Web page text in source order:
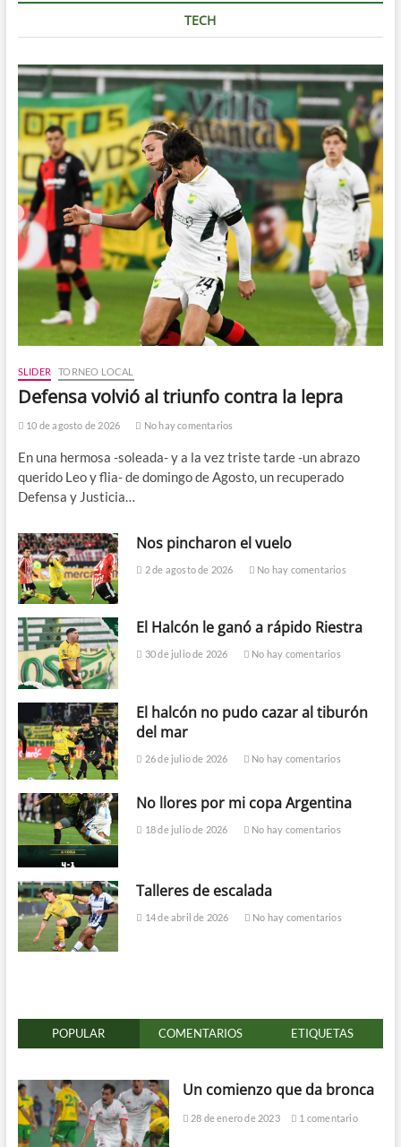
TECH
SLIDER TORNEO LOCAL
Defensa volvió al triunfo contra la lepra
10 de agosto de 2026 No hay comentarios
En una hermosa -soleada- y a la vez triste tarde -un abrazo
querido Leo y flia- de domingo de Agosto, un recuperado
Defensa y Justicia…
Nos pincharon el vuelo
2 de agosto de 2026 No hay comentarios
El Halcón le ganó a rápido Riestra
30 de julio de 2026 No hay comentarios
El halcón no pudo cazar al tiburón
del mar
26 de julio de 2026 No hay comentarios
No llores por mi copa Argentina
18 de julio de 2026 No hay comentarios
Talleres de escalada
14 de abril de 2026 No hay comentarios
POPULAR COMENTARIOS ETIQUETAS
Un comienzo que da bronca
28 de enero de 2023 1 comentario